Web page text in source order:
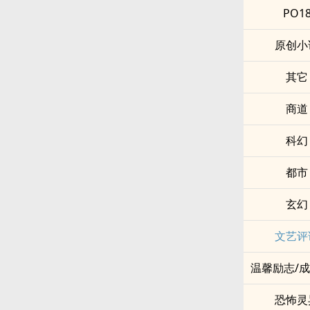
原创
其它
商道
科幻
都市
玄幻
文艺
温馨励志/
恐怖